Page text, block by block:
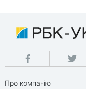
Про компанію